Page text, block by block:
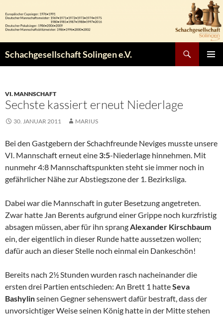
Inhalt
springen
Schachgesellschaft Solingen e.V.
VI. MANNSCHAFT
Sechste kassiert erneut Niederlage
30. JANUAR 2011 MARIUS
Bei den Gastgebern der Schachfreunde Neviges musste unsere
VI. Mannschaft erneut eine 3:5-Niederlage hinnehmen. Mit
nunmehr 4:8 Mannschaftspunkten steht sie immer noch in
gefährlicher Nähe zur Abstiegszone der 1. Bezirksliga.
Dabei war die Mannschaft in guter Besetzung angetreten.
Zwar hatte Jan Berents aufgrund einer Grippe noch kurzfristig
absagen müssen, aber für ihn sprangAlexander Kirschbaum
ein, der eigentlich in dieser Runde hatte aussetzen wollen;
dafür auch an dieser Stelle noch einmal ein Dankeschön!
Bereits nach 2½ Stunden wurden rasch nacheinander die
ersten drei Partien entschieden: An Brett 1 hatteSeva
Bashylinseinen Gegner sehenswert dafür bestraft, dass der
unvorsichtiger Weise seinen König hatte in der Mitte stehen